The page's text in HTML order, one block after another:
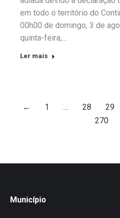
em todo o território do
00h00 de domingo, 3 de
quinta-feira,…
Ler mais
← 1 … 28 29
270
Município